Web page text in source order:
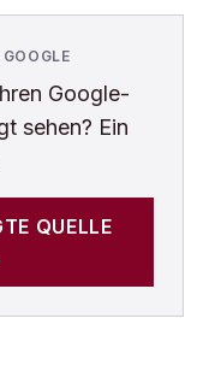
Google-
sehen? Ein
QUELLE